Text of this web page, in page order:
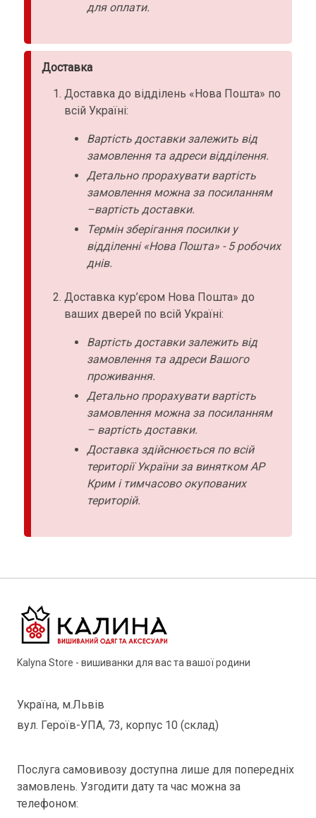
для оплати.
Доставка
Доставка до відділень «Нова Пошта» по
всій Україні:
Вартість доставки залежить від
замовлення та адреси відділення.
Детально прорахувати вартість
замовлення можна за посиланням
–вартість доставки.
Термін зберігання посилки у
відділенні «Нова Пошта» - 5 робочих
днів.
Доставка кур’єром Нова Пошта» до
ваших дверей по всій Україні:
Вартість доставки залежить від
замовлення та адреси Вашого
проживання.
Детально прорахувати вартість
замовлення можна за посиланням
– вартість доставки.
Доставка здійснюється по всій
території України за винятком АР
Крим і тимчасово окупованих
територій.
Kalyna Store - вишиванки для вас та вашої родини
Україна, м.Львів
вул. Героїв-УПА, 73, корпус 10 (склад)
Послуга самовивозу доступна лише для попередніх
замовлень. Узгодити дату та час можна за
телефоном: